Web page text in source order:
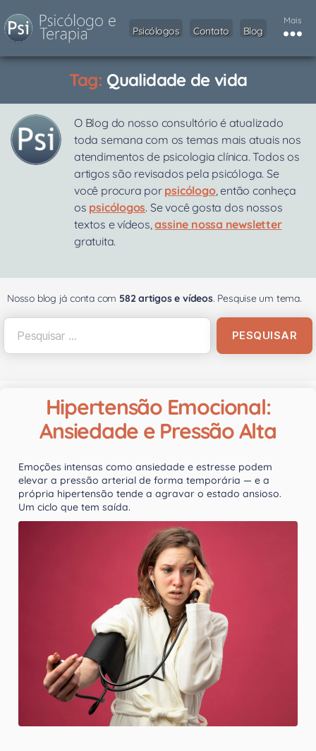
Psicólogos Contato Blog
Mais
Tag: Qualidade de vida
O Blog do nosso consultório é atualizado
toda semana com os temas mais atuais nos
atendimentos de psicologia clínica. Todos os
artigos são revisados pela psicóloga. Se
você procura por psicólogo, então conheça
os psicólogos. Se você gosta dos nossos
textos e vídeos,assine nossa newsletter
gratuita.
Nosso blog já conta com 582 artigos e vídeos. Pesquise um tema.
Hipertensão Emocional:
Ansiedade e Pressão Alta
Emoções intensas como ansiedade e estresse podem
elevar a pressão arterial de forma temporária — e a
própria hipertensão tende a agravar o estado ansioso.
Um ciclo que tem saída.